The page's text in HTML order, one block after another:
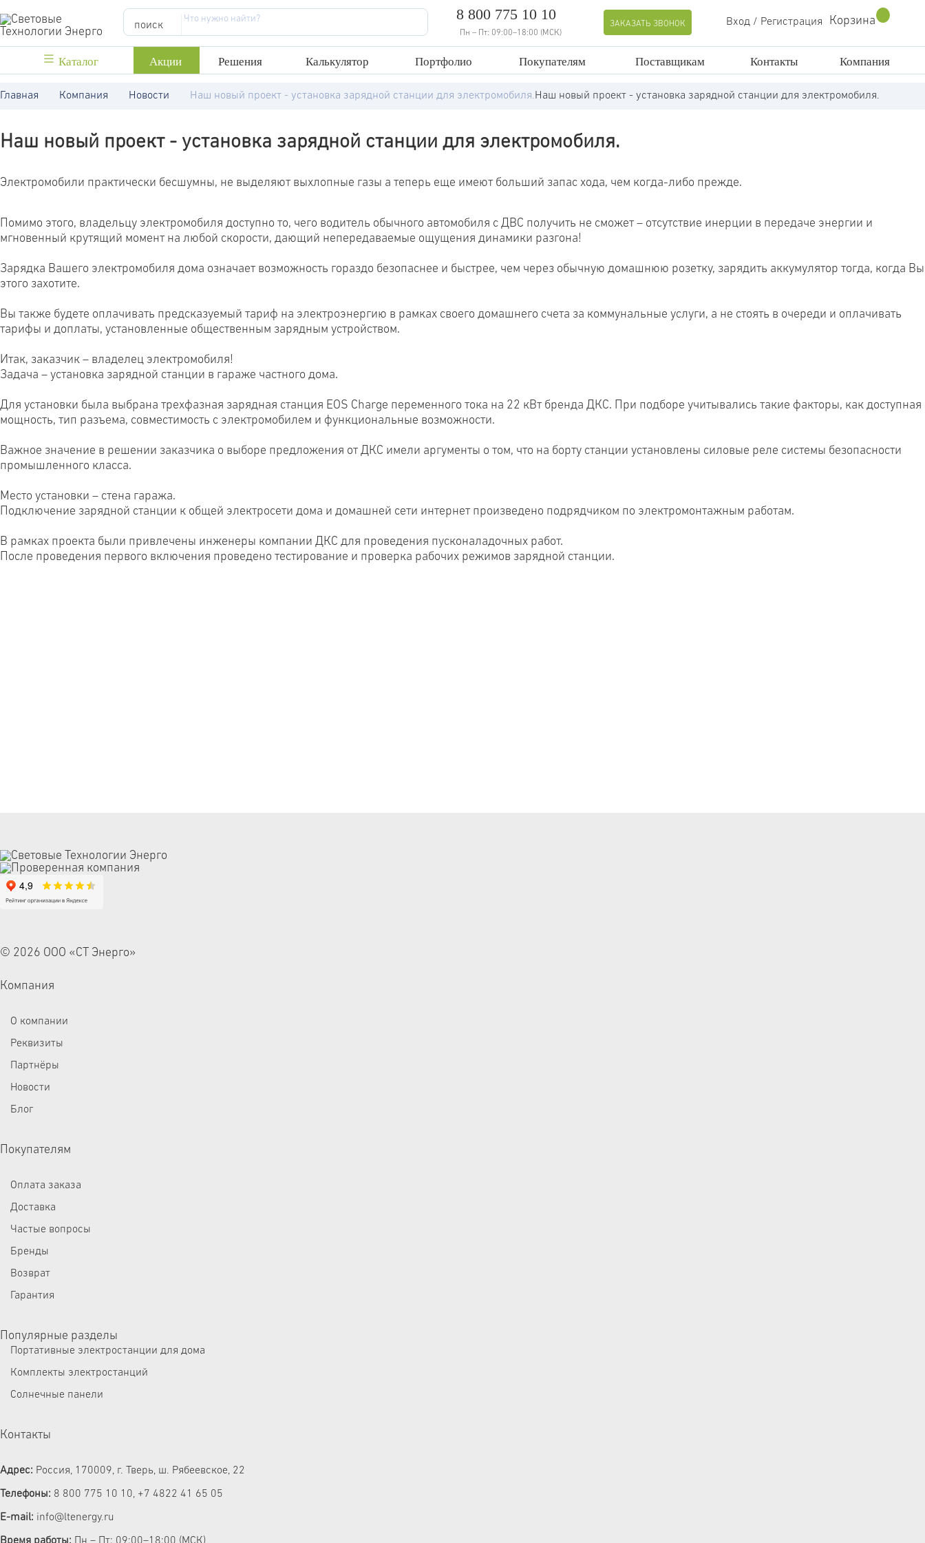
поиск
8 800 775 10 10
Пн – Пт: 09:00–18:00 (МСК)
ЗАКАЗАТЬ ЗВОНОК Вход / Регистрация Корзина
Каталог Акции Решения Калькулятор Портфолио Покупателям Поставщикам Контакты Компания
Главная Компания Новости Наш новый проект - установка зарядной станции для электромобиля.Наш новый проект - установка зарядной станции для электромобиля.
Наш новый проект - установка зарядной станции для электромобиля.
Электромобили практически бесшумны, не выделяют выхлопные газы а теперь еще имеют больший запас хода, чем когда-либо прежде.
Помимо этого, владельцу электромобиля доступно то, чего водитель обычного автомобиля с ДВС получить не сможет – отсутствие инерции в передаче энергии и
мгновенный крутящий момент на любой скорости, дающий непередаваемые ощущения динамики разгона!
Зарядка Вашего электромобиля дома означает возможность гораздо безопаснее и быстрее, чем через обычную домашнюю розетку, зарядить аккумулятор тогда, когда Вы
этого захотите.
Вы также будете оплачивать предсказуемый тариф на электроэнергию в рамках своего домашнего счета за коммунальные услуги, а не стоять в очереди и оплачивать
тарифы и доплаты, установленные общественным зарядным устройством.
Итак, заказчик – владелец электромобиля!
Задача – установка зарядной станции в гараже частного дома.
Для установки была выбрана трехфазная зарядная станция EOS Charge переменного тока на 22 кВт бренда ДКС. При подборе учитывались такие факторы, как доступная
мощность, тип разъема, совместимость с электромобилем и функциональные возможности.
Важное значение в решении заказчика о выборе предложения от ДКС имели аргументы о том, что на борту станции установлены силовые реле системы безопасности
промышленного класса.
Место установки – стена гаража.
Подключение зарядной станции к общей электросети дома и домашней сети интернет произведено подрядчиком по электромонтажным работам.
В рамках проекта были привлечены инженеры компании ДКС для проведения пусконаладочных работ.
После проведения первого включения проведено тестирование и проверка рабочих режимов зарядной станции.
© 2026 ООО «СТ Энерго»
Компания
О компании
Реквизиты
Партнёры
Новости
Блог
Покупателям
Оплата заказа
Доставка
Частые вопросы
Бренды
Возврат
Гарантия
Популярные разделы
Портативные электростанции для дома
Комплекты электростанций
Солнечные панели
Контакты
Адрес: Россия, 170009, г. Тверь, ш. Рябеевское, 22
Телефоны: 8 800 775 10 10, +7 4822 41 65 05
E-mail: info@ltenergy.ru